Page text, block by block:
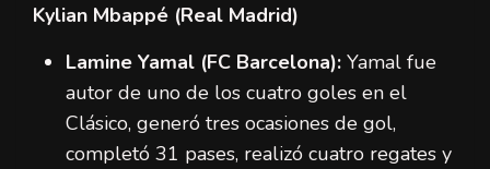
Kylian Mbappé (Real Madrid)
Lamine Yamal (FC Barcelona): Yamal fue
autor de uno de los cuatro goles en el
Clásico, generó tres ocasiones de gol,
completó 31 pases, realizó cuatro regates y